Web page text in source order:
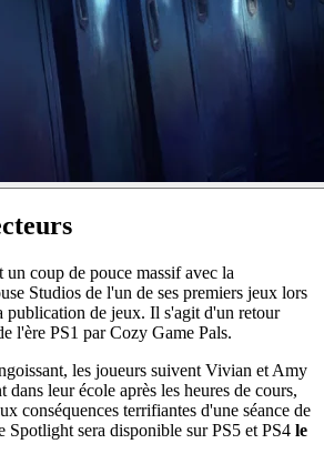
coup de pouce massif avec la
Studios de l'un de ses premiers jeux lors
publication de jeux. Il s'agit d'un retour
l'ère PS1 par Cozy Game Pals.
les joueurs suivent Vivian et Amy
dans leur école après les heures de cours,
conséquences terrifiantes d'une séance de
Spotlight sera disponible sur PS5 et PS4 le